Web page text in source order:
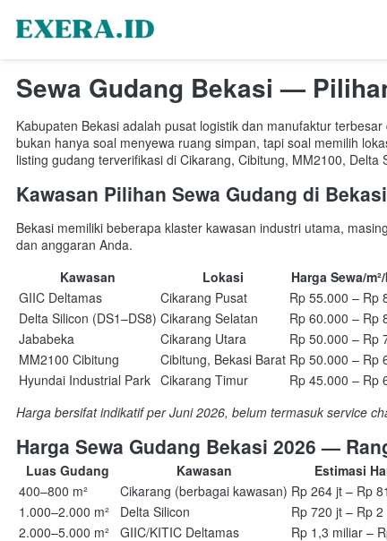
Sewa Gudang Bekasi —
Kabupaten Bekasi adalah pusat logistik dan manufaktur
bukan hanya soal menyewa ruang simpan, tapi soal memilih
listing gudang terverifikasi di Cikarang, Cibitung, MM2100, Delta
Kawasan Pilihan Sewa Gudang di Bekasi
Bekasi memiliki beberapa klaster kawasan industri utama,
dan anggaran Anda.
Kawasan
Lokasi Harga Sewa/
GIIC Deltamas
Cikarang Pusat Rp 55.000 – Rp
Delta Silicon (DS1–DS8) Cikarang Selatan Rp 60.000 – Rp
Jababeka
Cikarang Utara Rp 50.000 – Rp
MM2100 Cibitung
Cibitung, Bekasi Barat Rp 50.000 – Rp
Hyundai Industrial Park Cikarang Timur Rp 45.000 – Rp
Harga bersifat indikatif per Juni 2026, belum termasuk service
Harga Sewa Gudang Bekasi 2026 —
Luas Gudang Kawasan Estimasi
400–800 m²
Cikarang (berbagai kawasan) Rp 264 jt – Rp
1.000–2.000 m²
Delta Silicon Rp 720 jt – Rp
2.000–5.000 m²
GIIC/KITIC Deltamas Rp 1,3 miliar –